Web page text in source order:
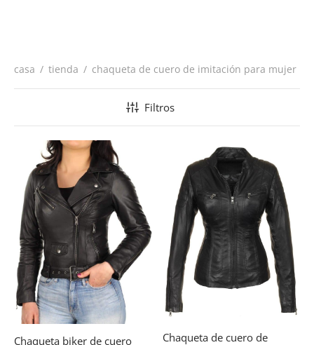
casa / tienda / chaqueta de cuero de imitación para mujer
Filtros
Chaqueta biker de cuero
Chaqueta de cuero de